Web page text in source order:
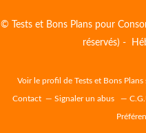
© Tests et Bons Plans pour
réservés) -
Voir le profil de Tests et Bons Plans
Contact Signaler un abus